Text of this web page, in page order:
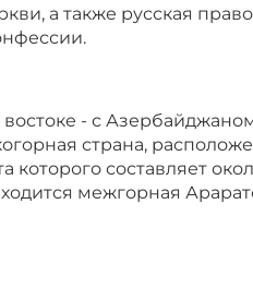
а также русская
- с
страна,
составляет
межгорная